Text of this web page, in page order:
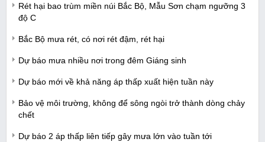
Rét hại bao trùm miền núi Bắc Bộ, Mẫu Sơn chạm ngưỡng 3
độ C
Bắc Bộ mưa rét, có nơi rét đậm, rét hại
Dự báo mưa nhiều nơi trong đêm Giáng sinh
Dự báo mới về khả năng áp thấp xuất hiện tuần này
Bảo vệ môi trường, không để sông ngòi trở thành dòng chảy
chết
Dự báo 2 áp thấp liên tiếp gây mưa lớn vào tuần tới